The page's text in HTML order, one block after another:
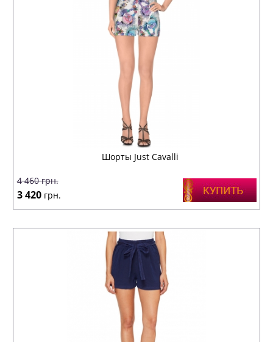
Шорты Just Cavalli
4 460грн.
3 420 грн.